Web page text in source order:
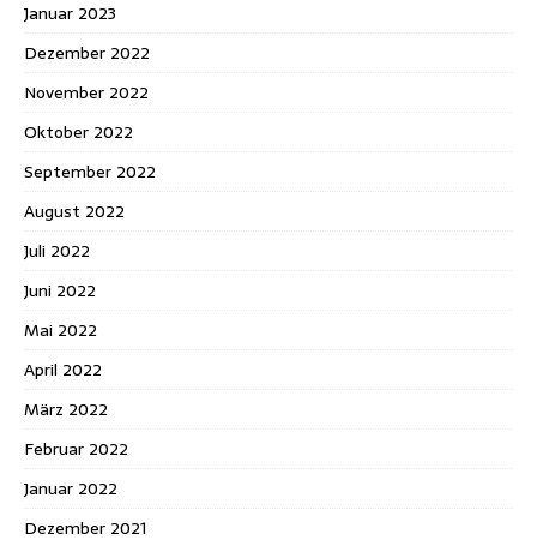
Januar 2023
Dezember 2022
November 2022
Oktober 2022
September 2022
August 2022
Juli 2022
Juni 2022
Mai 2022
April 2022
März 2022
Februar 2022
Januar 2022
Dezember 2021